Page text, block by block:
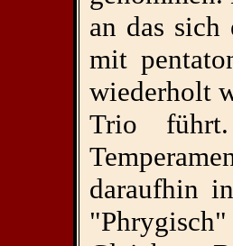
an das
mit
wiederholt
Trio
daraufhin